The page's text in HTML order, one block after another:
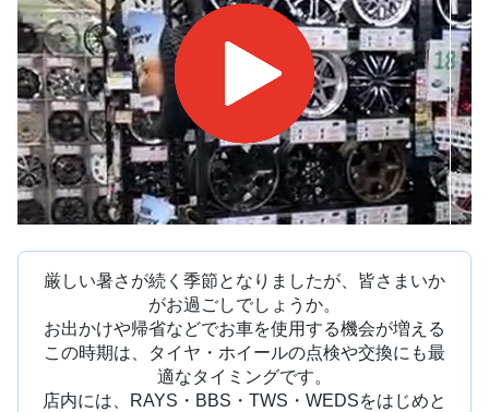
厳しい暑さが続く季節となりましたが、皆さまいか
がお過ごしでしょうか。
お出かけや帰省などでお車を使用する機会が増える
この時期は、タイヤ・ホイールの点検や交換にも最
適なタイミングです。
店内には、RAYS・BBS・TWS・WEDSをはじめと